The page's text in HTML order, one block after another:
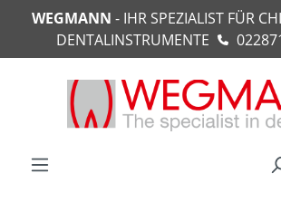
springen
WEGMANN - IHR SPEZIALIST FÜR
DENTALINSTRUMENTE